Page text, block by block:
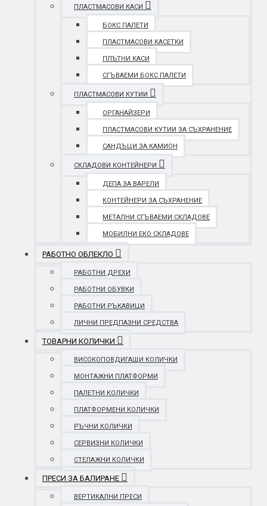
ПЛАСТМАСОВИ КАСИ
БОКС ПАЛЕТИ
ПЛАСТМАСОВИ КАСЕТКИ
ПЛЪТНИ КАСИ
СГЪВАЕМИ БОКС ПАЛЕТИ
ПЛАСТМАСОВИ КУТИИ
ОРГАНАЙЗЕРИ
ПЛАСТМАСОВИ КУТИИ ЗА СЪХРАНЕНИЕ
САНДЪЦИ ЗА КАМИОН
СКЛАДОВИ КОНТЕЙНЕРИ
ДЕПА ЗА ВАРЕЛИ
КОНТЕЙНЕРИ ЗА СЪХРАНЕНИЕ
МЕТАЛНИ СГЪВАЕМИ СКЛАДОВЕ
МОБИЛНИ ЕКО СКЛАДОВЕ
РАБОТНО ОБЛЕКЛО
РАБОТНИ ДРЕХИ
РАБОТНИ ОБУВКИ
РАБОТНИ РЪКАВИЦИ
ЛИЧНИ ПРЕДПАЗНИ СРЕДСТВА
ТОВАРНИ КОЛИЧКИ
ВИСОКОПОВДИГАЩИ КОЛИЧКИ
МОНТАЖНИ ПЛАТФОРМИ
ПАЛЕТНИ КОЛИЧКИ
ПЛАТФОРМЕНИ КОЛИЧКИ
РЪЧНИ КОЛИЧКИ
СЕРВИЗНИ КОЛИЧКИ
СТЕЛАЖНИ КОЛИЧКИ
ПРЕСИ ЗА БАЛИРАНЕ
ВЕРТИКАЛНИ ПРЕСИ